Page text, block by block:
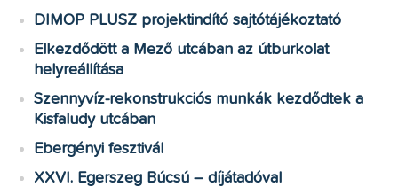
DIMOP PLUSZ projektindító sajtótájékoztató
Elkezdődött a Mező utcában az útburkolat
helyreállítása
Szennyvíz-rekonstrukciós munkák kezdődtek a
Kisfaludy utcában
Ebergényi fesztivál
XXVI. Egerszeg Búcsú – díjátadóval